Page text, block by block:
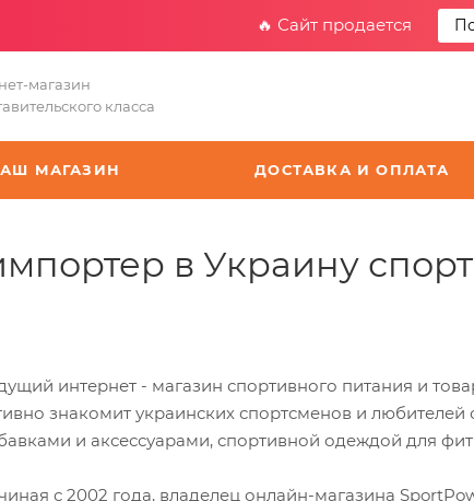
🔥 Сайт продается
магазин
класса
МАГАЗИН ДОСТАВКА И ОПЛАТА
в Украину
интернет - магазин спортивного питания и
знакомит украинских спортсменов и
и аксессуарами, спортивной одеждой для
с 2002 года, владелец онлайн-магазина